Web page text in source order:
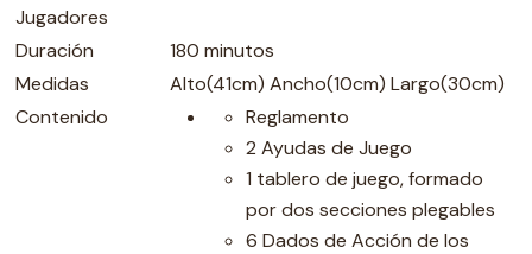
Jugadores
Duración
180 minutos
Medidas
Alto(41cm) Ancho(10cm) Largo(30cm)
Contenido
Reglamento
2 Ayudas de Juego
1 tablero de juego, formado
por dos secciones plegables
6 Dados de Acción de los